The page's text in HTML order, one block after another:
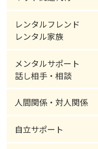
レンタルフレンド
レンタル家族
メンタルサポート
話し相手・相談
人間関係・対人関係
自立サポート